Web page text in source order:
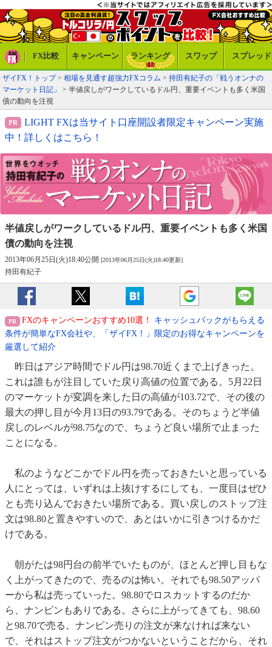
FX比較 キャンペーン ランキング スワップ スプレッド
ザイFX！トップ> 相場を見通す超強力FXコラム > 持田有紀子の「戦うオンナの
マーケット日記」
> 半値戻しがワークしているドル円、重要イベントも多く米国
債の動向を注視
LIGHT FXは当サイト口座開設者限定キャンペーン実施
中！詳しくはこちら！
半値戻しがワークしているドル円、 重要イベントも多く米国
債の動向を注視
2013年06月25日(火)18:40公開 [2013年06月25日(火)18:40更新]
持田有紀子
FXのキャンペーンおすすめ10選！
キャッシュバックがもらえる
条件が簡単なFX会社や、「ザイFX！」限定のお得なキャンペーンを
厳選して紹介
昨日はアジア時間でドル円は98.70近くまで上げきった。
これは誰もが注目していた戻り高値の位置である。5月22日
のマーケットが変調を来した日の高値が103.72で、その後の
最大の押し目が今月13日の93.79である。そのちょうど半値
戻しのレベルが98.75なので、ちょうど良い場所で止まった
ことになる。
私のようなどこかでドル円を売っておきたいと思っている
人にとっては、いずれは上抜けするにしても、一度目はぜひ
とも売り込んでおきたい場所である。買い戻しのストップ注
文は98.80と置きやすいので、あとはいかに引きつけるかだ
けである。
朝がたは98円台の前半でいたものが、ほとんど押し目もな
く上がってきたので、売るのは怖い。それでも98.50アッパ
ーから私は売っていった。98.80でロスカットするのだか
ら、ナンピンもありである。さらに上がってきても、98.60
と98.70で売る。ナンピン売りの注文が来なければ来ない
で、それはストップ注文がつかないということだから、それ